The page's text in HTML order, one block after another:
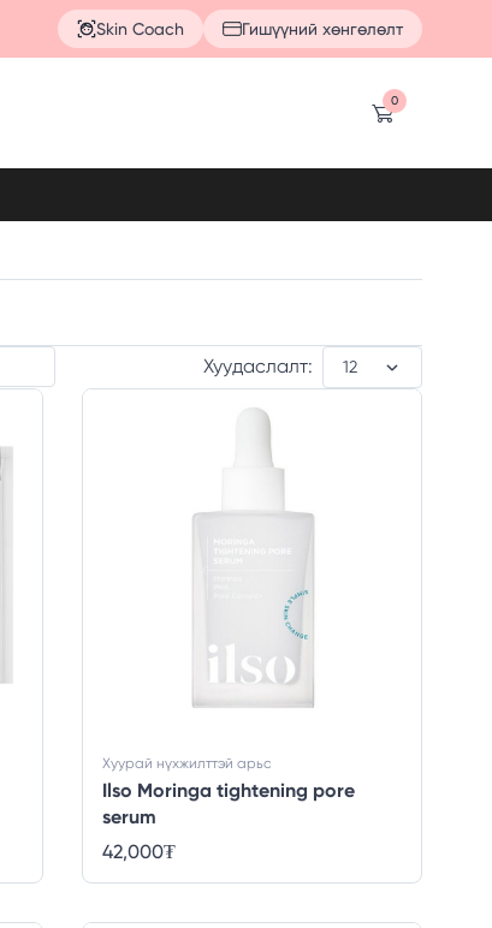
Skin Coach Гишүүний хөнгөлөлт
0
Хуудаслалт:
Ilso Moringa tightening pore
serum
Хуурай нүхжилттэй арьс
42,000₮